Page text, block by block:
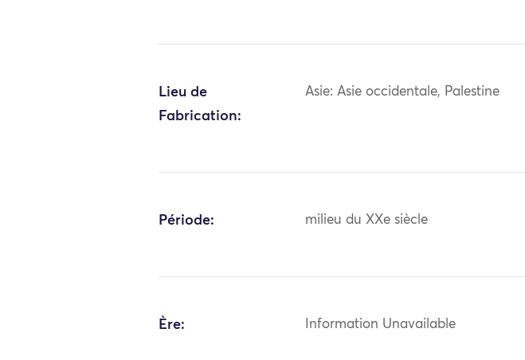
Lieu de
Fabrication:
Asie: Asie occidentale, Palestine
Période: milieu du XXe siècle
Ère: Information Unavailable